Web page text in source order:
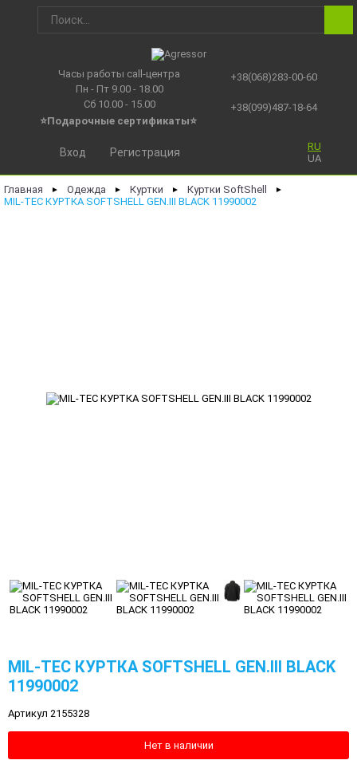
Часы работы call-центра
Пн - Пт 9.00 - 18.00
Сб 10.00 - 15.00
⭐Подарочные сертификаты⭐
+38(068)283-00-60
+38(099)487-18-64
RU
UA
Вход Регистрация
Главная ► Одежда ► Куртки ► Куртки SoftShell ►
MIL-TEC КУРТКА SOFTSHELL GEN.III BLACK 11990002
MIL-TEC КУРТКА SOFTSHELL GEN.III BLACK
11990002
Артикул 2155328
Нет в наличии